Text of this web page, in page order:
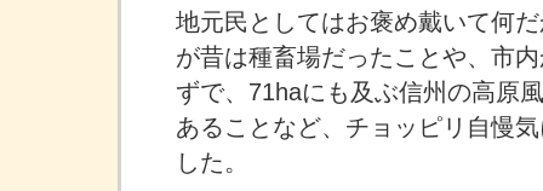
地元民としてはお褒め戴いて何
が昔は種畜場だったことや、市
ずで、71haにも及ぶ信州の高原
あることなど、チョッピリ自慢
した。